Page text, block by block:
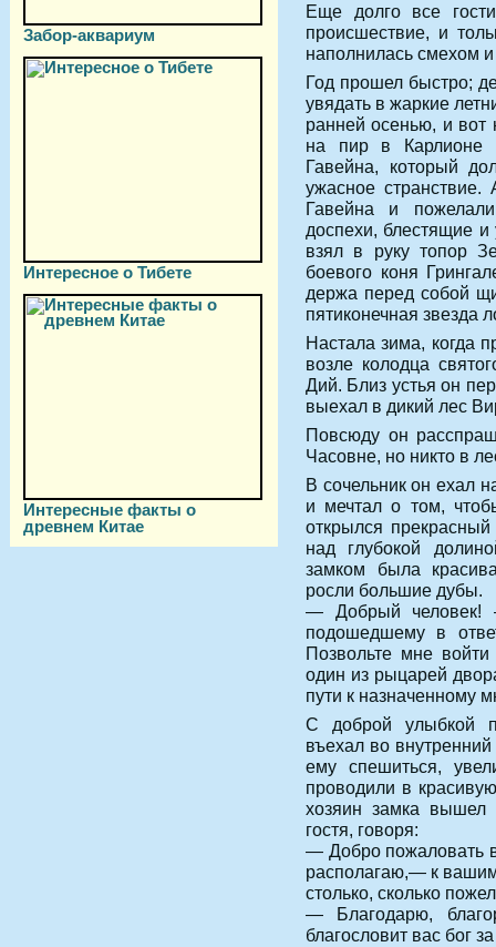
Забор-аквариум
Интересное о Тибете
Интересные факты о
древнем Китае
Еще долго все
происшествие, и
наполнилась смехом
Год прошел быстро;
увядать в жаркие
ранней осенью, и вот
на пир в Карлионе
Гавейна, который
ужасное странствие.
Гавейна и
доспехи, блестящие
взял в руку топор
боевого коня
держа перед собой
пятиконечная звезда
Настала зима, когда
возле колодца
Дий. Близ устья он
выехал в дикий лес
Повсюду он
Часовне, но никто в
В сочельник он ехал
и мечтал о том,
открылся
над глубокой
замком была
росли большие дубы.
— Добрый человек!
подошедшему в
Позвольте мне
один из рыцарей
пути к назначенному
С доброй улыбкой
въехал во
ему спешиться,
проводили в
хозяин замка вышел
гостя, говоря:
— Добро пожаловать
располагаю,— к
столько, сколько
— Благодарю,
благословит вас бог